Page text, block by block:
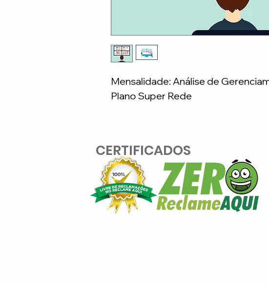
Mensalidade: Análise de
Plano Super Rede
CERTIFICADOS